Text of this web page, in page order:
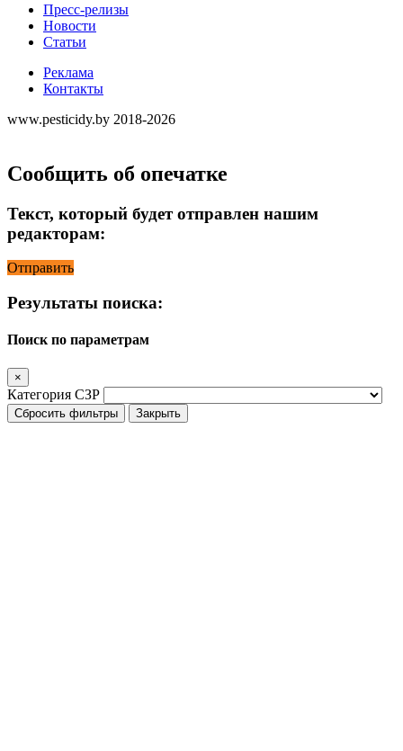
Пресс-релизы
Новости
Статьи
Реклама
Контакты
www.pesticidy.by 2018-2026
Сообщить об опечатке
Текст, который будет отправлен нашим
редакторам:
Отправить
Результаты поиска:
Поиск по параметрам
×
Категория СЗР
Сбросить фильтры Закрыть